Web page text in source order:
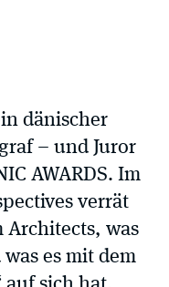
dänischer
– und Juror
AWARDS. Im
verrät
was
es mit dem